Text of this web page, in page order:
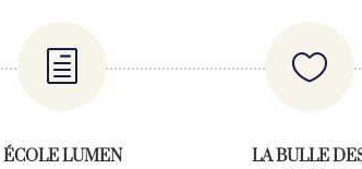
h
ÉCOLE LUMEN

LA BULLE